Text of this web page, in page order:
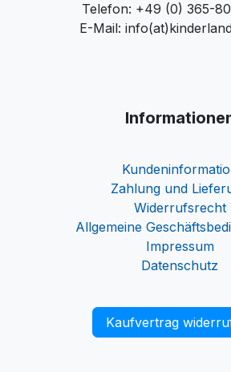
Telefon: +49 (0) 365-
E-Mail:
Zahlung und
Widerrufsrecht
Allgemeine
Impressum
Datenschutz
Kaufvertrag